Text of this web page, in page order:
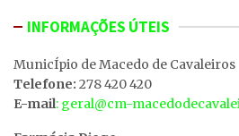
INFORMAÇÕES ÚTEIS
MunicÍpio de Macedo de Cavaleiros
Telefone: 278 420 420
E-mail: geral@cm-